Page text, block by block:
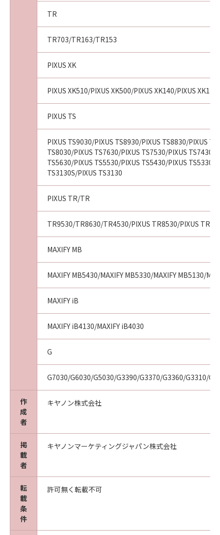
TR
TR703/TR163/TR153
PIXUS XK
PIXUS XK510/PIXUS XK500/PIXUS XK140/PIXUS
PIXUS TS
PIXUS TS9030/PIXUS TS8930/PIXUS TS8830/PIXUS
TS8030/PIXUS TS7630/PIXUS TS7530/PIXUS TS7430/
TS5630/PIXUS TS5530/PIXUS TS5430/PIXUS TS5330/
TS3130S/PIXUS TS3130
PIXUS TR/TR
TR9530/TR8630/TR4530/PIXUS TR8530/PIXUS
MAXIFY MB
MAXIFY MB5430/MAXIFY MB5330/MAXIFY MB5130/
MAXIFY iB
MAXIFY iB4130/MAXIFY iB4030
G
G7030/G6030/G5030/G3390/G3370/G3360/G3310/
作
成
者
キヤノン株式会社
掲
載
者
キヤノンマーケティングジャパン株式会社
転
載
条
件
許可無く転載不可